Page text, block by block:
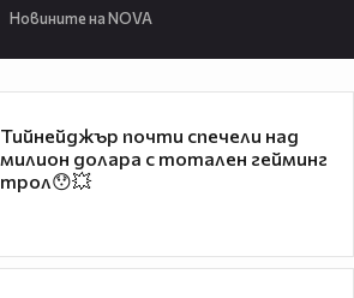
Новините на NOVA
Тийнейджър почти спечели над
милион долара с тотален гейминг
трол😯💥